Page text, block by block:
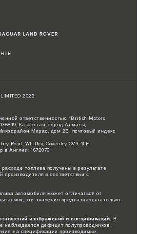
LAND ROVER
2026
ответственностью “British Motors
Казахстан, город Алматы,
Мирас, дом 2Б, почтовый индекс
Road, Whitley, Coventry CV3 4LF
в Англии: 1672070
топлива получены в результате
производителя в соответствии с
автомобиля может отличаться от
эти значения предназначены только
изображений и спецификаций. В
наблюдается дефицит полупроводников,
на спецификации производимых